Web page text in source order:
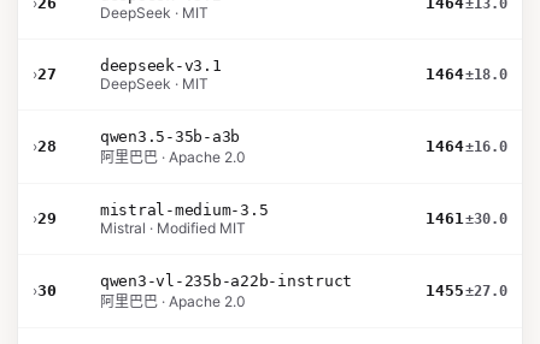
DeepSeek · MIT
±13.0
›27
deepseek-v3.1
DeepSeek · MIT
1464±18.0
›28
qwen3.5-35b-a3b
阿里巴巴 · Apache 2.0
1464±16.0
›29
mistral-medium-3.5
Mistral · Modified MIT
1461±30.0
›30
qwen3-vl-235b-a22b-instruct
阿里巴巴 · Apache 2.0
1455±27.0